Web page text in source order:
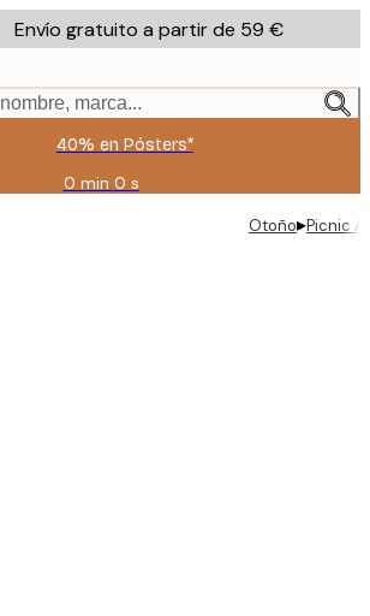
Envío gratuito a partir de 59 €
marca...
40% en Pósters*
0 min 0 s
Válido
Otoño▸Picnic